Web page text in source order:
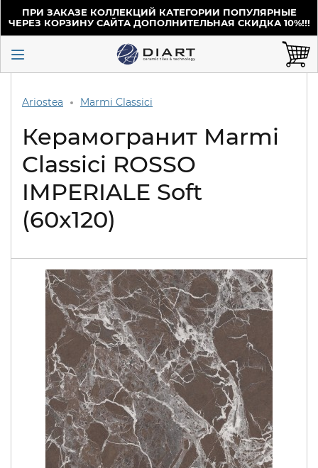
ПРИ ЗАКАЗЕ КОЛЛЕКЦИЙ КАТЕГОРИИ ПОПУЛЯРНЫЕ
ЧЕРЕЗ КОРЗИНУ САЙТА ДОПОЛНИТЕЛЬНАЯ СКИДКА 10%!!!
Ariostea Marmi Classici
Керамогранит Marmi
Classici ROSSO
IMPERIALE Soft
(60x120)